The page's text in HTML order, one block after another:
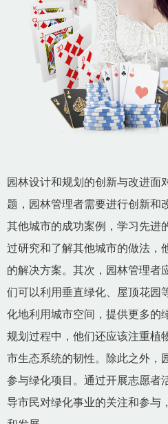
园林设计和规划的创新与改进面
题，园林管理者需要进行创新和
其他城市的成功案例，学习先进
过研究和了解其他城市的做法，
的解决方案。其次，园林管理者
们可以利用垂直绿化、屋顶花园
化地利用城市空间，提供更多的
规划过程中，他们还应该注重植
市生态系统的韧性。除此之外，
参与绿化项目。通过开展志愿者
导市民对绿化事业的关注和参与